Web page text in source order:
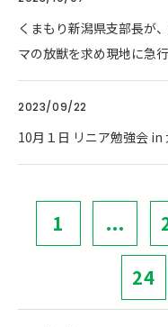
くまもり新潟県支部長が
マの放獣を求め現地に急
2023/09/22
10月１日 リニア勉強会 in
1 ...
24